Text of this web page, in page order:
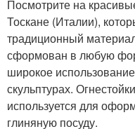
Посмотрите на
Тоскане (Италии),
традиционный
сформован в любую
широкое
скульптурах.
используется для
глиняную посуду.